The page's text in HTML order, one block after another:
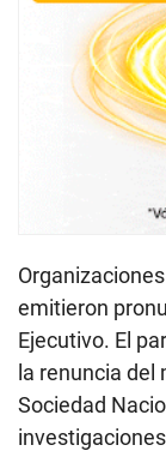
emitieron
Ejecutivo. El
la renuncia del
Sociedad